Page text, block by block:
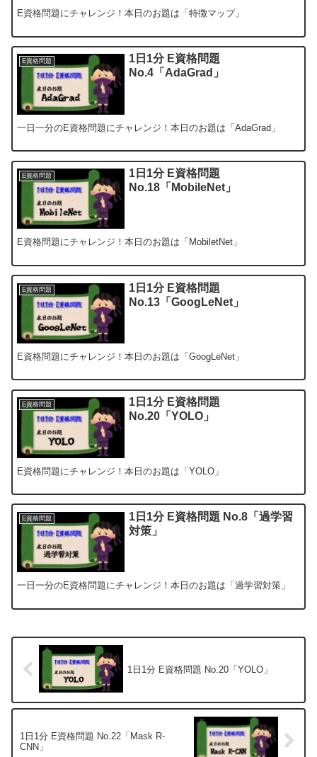
E資格問題にチャレンジ！本日のお題は「特徴マップ」
E資格問題
1日1分 E資格問題
No.4「AdaGrad」
一日一分のE資格問題にチャレンジ！本日のお題は「AdaGrad」
E資格問題
1日1分 E資格問題
No.18「MobileNet」
E資格問題にチャレンジ！本日のお題は「MobiletNet」
E資格問題
1日1分 E資格問題
No.13「GoogLeNet」
E資格問題にチャレンジ！本日のお題は「GoogLeNet」
E資格問題
1日1分 E資格問題
No.20「YOLO」
E資格問題にチャレンジ！本日のお題は「YOLO」
E資格問題
1日1分 E資格問題 No.8「過学習
対策」
一日一分のE資格問題にチャレンジ！本日のお題は「過学習対策」
1日1分 E資格問題 No.20「YOLO」
1日1分 E資格問題 No.22「Mask R-
CNN」